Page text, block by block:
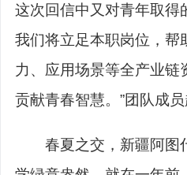
这次回信中又对青年取得
我们将立足本职岗位，帮
力、应用场景等全产业链
贡献青春智慧。”团队成员
春夏之交，新疆阿图